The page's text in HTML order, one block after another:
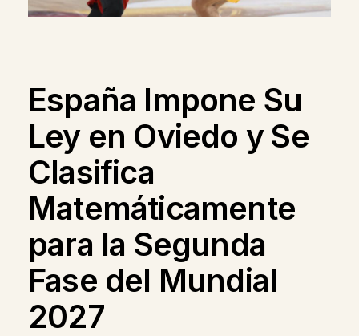
España Impone Su
Ley en Oviedo y Se
Clasifica
Matemáticamente
para la Segunda
Fase del Mundial
2027